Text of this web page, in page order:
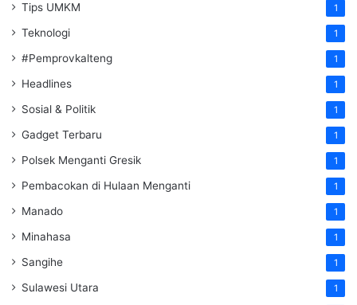
Tips UMKM 1
Teknologi 1
#Pemprovkalteng 1
Headlines 1
Sosial & Politik 1
Gadget Terbaru 1
Polsek Menganti Gresik 1
Pembacokan di Hulaan Menganti 1
Manado 1
Minahasa 1
Sangihe 1
Sulawesi Utara 1